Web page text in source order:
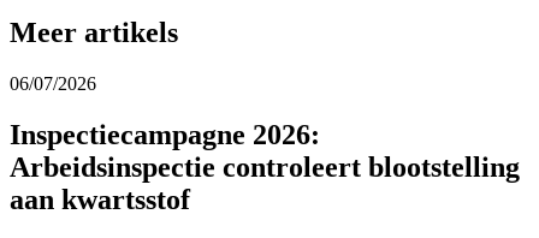
Meer artikels
06/07/2026
Inspectiecampagne 2026:
Arbeidsinspectie controleert blootstelling
aan kwartsstof